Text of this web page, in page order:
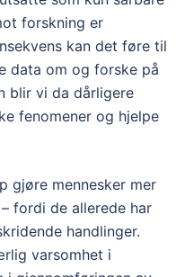
forskning er
kan det føre til
data om og forske på
blir vi da dårligere
fenomener og hjelpe
gjøre mennesker mer
fordi de allerede har
handlinger.
varsomhet i